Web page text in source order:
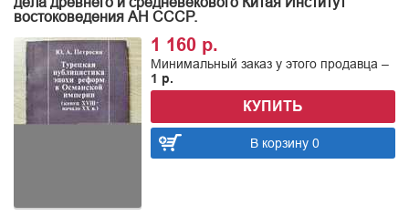
востоковедения АН СССР.
1 160 р.
Минимальный заказ у этого продавца –
1 р.
КУПИТЬ
В корзину 0